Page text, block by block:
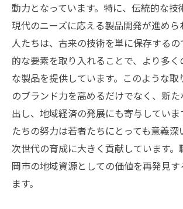
動力となっています。特に、伝統的な技
現代のニーズに応える製品開発が進めら
人たちは、古来の技術を単に保存する
的な要素を取り入れることで、より多
な製品を提供しています。このような取
のブランド力を高めるだけでなく、新
出し、地域経済の発展にも寄与していま
たちの努力は若者たちにとっても意義深
次世代の育成に大きく貢献しています
岡市の地域資源としての価値を再発見
ます。